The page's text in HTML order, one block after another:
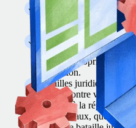
Confiance des
dépendent de votre
intellectuelle.
Défaut d’audit : avant
une offre publique
droits de propriété
inspection.
Batailles juridiques : ne
procès contre vos
Atteinte à la réputation :
des journaux, que ce